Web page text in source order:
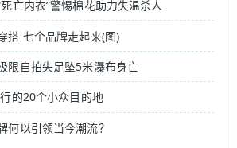
亡内衣”警惕棉花助力失温杀人
搭 七个品牌走起来(图)
限自拍失足坠5米瀑布身亡
的20个小众目的地
何以引领当今潮流？